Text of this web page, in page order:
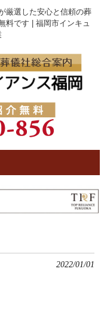
厳選した安心と信頼の葬
料です | 福岡市インキュ
2022/01/01